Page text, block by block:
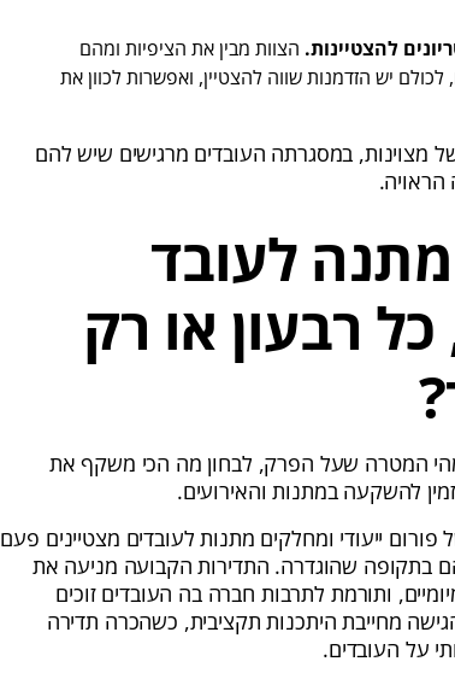
להצטיינות. הצוות מבין את הציפיות ומהם
יש הזדמנות שווה להצטיין, ואפשרות לכוון את
מצוינות, במסגרתה העובדים מרגישים שיש להם
לעובד
רבעון או רק
מהי המטרה שעל הפרק, לבחון מה הכי משקף את
להשקעה במתנות והאירועים.
פורום ייעודי ומחלקים מתנות לעובדים מצטיינים פעם
בתקופה שהוגדרה. התדירות הקבועה מניעה את
ותורמת לתרבות חברה בה העובדים זוכים
מחייבת היתכנות תקציבית, כשהכרה תדירה
על העובדים.